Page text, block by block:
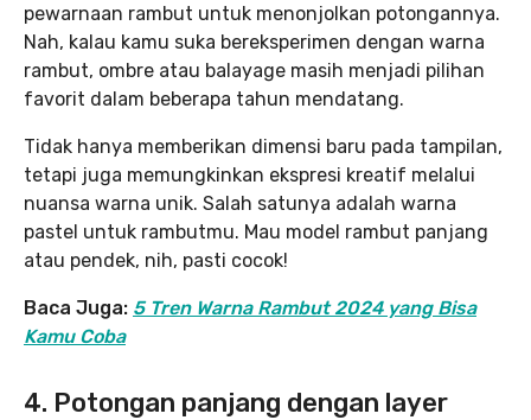
pewarnaan rambut untuk menonjolkan potongannya.
Nah, kalau kamu suka bereksperimen dengan warna
rambut, ombre atau balayage masih menjadi pilihan
favorit dalam beberapa tahun mendatang.
Tidak hanya memberikan dimensi baru pada tampilan,
tetapi juga memungkinkan ekspresi kreatif melalui
nuansa warna unik. Salah satunya adalah warna
pastel untuk rambutmu. Mau model rambut panjang
atau pendek, nih, pasti cocok!
Baca Juga: 5 Tren Warna Rambut 2024 yang Bisa
Kamu Coba
4. Potongan panjang dengan layer